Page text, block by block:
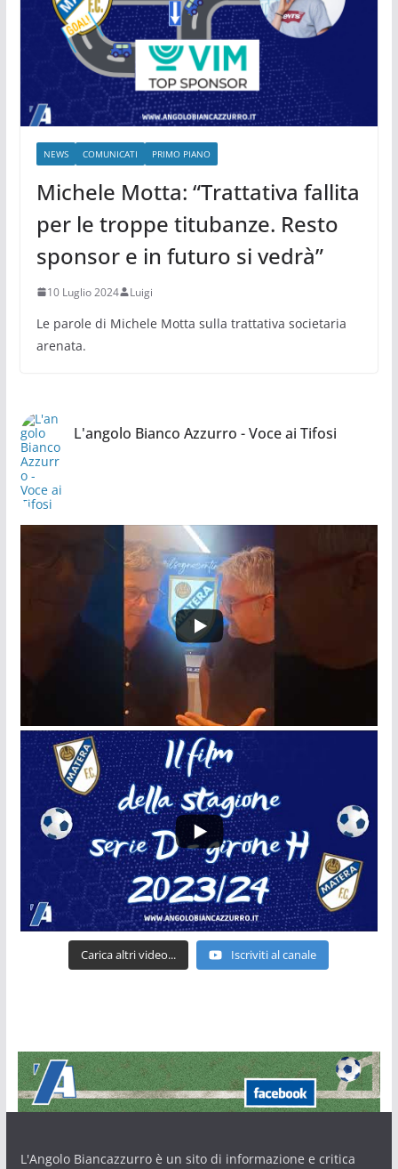
NEWS COMUNICATI PRIMO PIANO
Michele Motta: “Trattativa fallita
per le troppe titubanze. Resto
sponsor e in futuro si vedrà”
10 Luglio 2024 Luigi
Le parole di Michele Motta sulla trattativa societaria
arenata.
L'angolo Bianco Azzurro - Voce ai Tifosi
Carica altri video... Iscriviti al canale
L'Angolo Biancazzurro è un sito di informazione e critica